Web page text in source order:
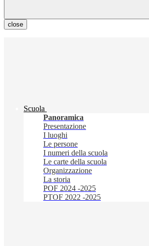
close
Scuola
Panoramica
Presentazione
I luoghi
Le persone
I numeri della scuola
Le carte della scuola
Organizzazione
La storia
POF 2024 -2025
PTOF 2022 -2025